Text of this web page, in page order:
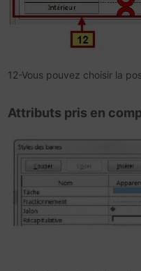
12-Vous pouvez choisir la
Attributs pris en